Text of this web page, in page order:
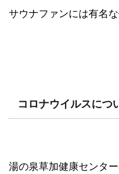
サウナファンには有名
コロナウイルスにつ
湯の泉草加健康センタ